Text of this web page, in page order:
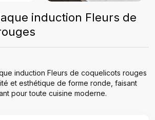
induction Fleurs de
induction Fleurs de coquelicots rouges
et esthétique de forme ronde, faisant
pour toute cuisine moderne.